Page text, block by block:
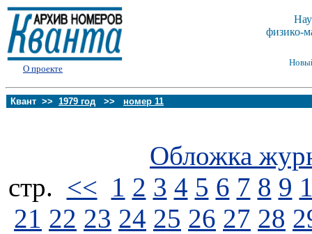
О проекте
физико-
Квант >> 1979 год >> номер 11
Обложка
стp. << 1 2 3 4 5 6 7 8 9
21 22 23 24 25 26 27 28